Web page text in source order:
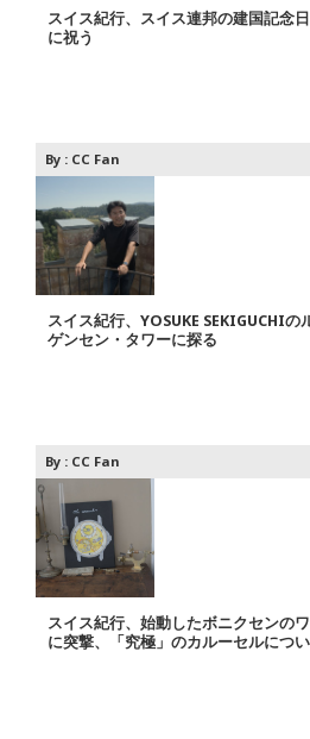
スイス紀行、スイス連邦の建国記念
に祝う
By : CC Fan
スイス紀行、YOSUKE SEKIGUCHIの
ゲンセン・タワーに探る
By : CC Fan
スイス紀行、始動したボニクセンの
に突撃、「究極」のカルーセルにつ